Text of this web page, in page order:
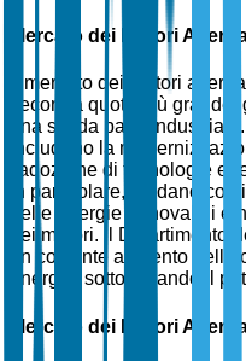
Mercato dei Motori
Il mercato dei motori
seconda quota più
una solida base
includono la
l'adozione di tecnologie
in particolare, guidano
nelle energie rinnovabili e
dei motori. Il Dipartimento
un costante aumento della
energia, sottolineando il
Mercato dei Motori